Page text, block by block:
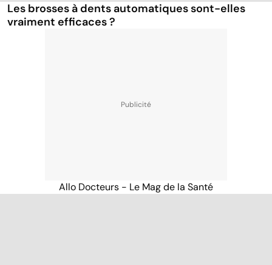
Les brosses à dents automatiques sont-elles
vraiment efficaces ?
Allo Docteurs - Le Mag de la Santé